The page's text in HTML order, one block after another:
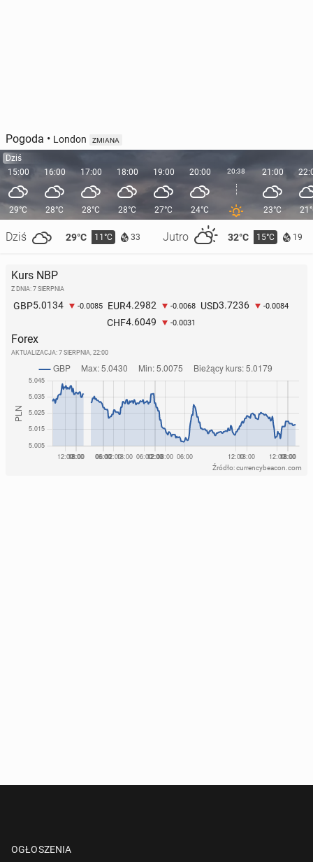
Pogoda • London ZMIANA
Dziś
15:00
29°C
Dziś 29°C 11°C 33 Jutro 32°C 15°C 19
16:00
28°C
17:00
28°C
18:00
28°C
19:00
27°C
20:00
24°C
20:38 21:00
23°C
Kurs NBP
Z DNIA: 7 SIERPNIA
GBP5.0134 -0.0085 EUR4.2982 -0.0068 USD3.7236 -0.0084
CHF4.6049 -0.0031
Forex
AKTUALIZACJA: 7 SIERPNIA, 22:00
Źródło: currencybeacon.com
OGŁOSZENIA